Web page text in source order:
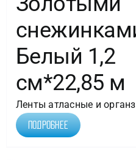
Белый 1,2
см*22,85 м
Ленты атласные и
Подробнее